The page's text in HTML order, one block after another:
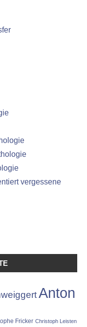
vergessene
Anton
Fricker Christoph Leisten